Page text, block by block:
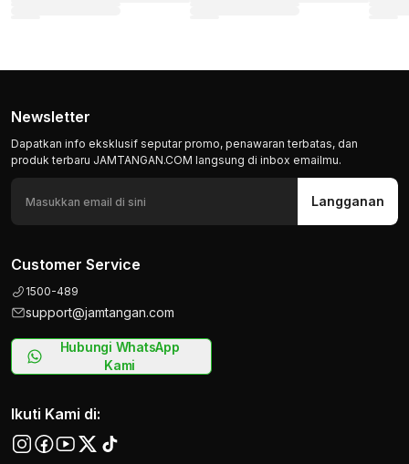
Newsletter
Dapatkan info eksklusif seputar promo, penawaran terbatas, dan
produk terbaru JAMTANGAN.COM langsung di inbox emailmu.
Langganan
Customer Service
1500-489
support@jamtangan.com
Hubungi WhatsApp
Kami
Ikuti Kami di: